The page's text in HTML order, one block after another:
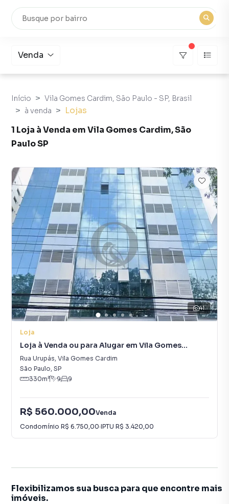
Venda
Início
Vila Gomes Cardim, São Paulo - SP, Brasil
à venda
Lojas
1 Loja à Venda em Vila Gomes Cardim, São
Paulo SP
41
Loja
Loja à Venda ou para Alugar em Vila Gomes
Cardim
Rua Urupás, Vila Gomes Cardim
São Paulo, SP
330m² 9 9
R$ 560.000,00Venda
Condomínio R$ 6.750,00·IPTU R$ 3.420,00
Flexibilizamos sua busca para que encontre mais
imóveis.